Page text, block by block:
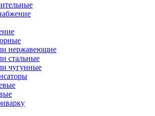
нержавеющие
стальные
чугунные